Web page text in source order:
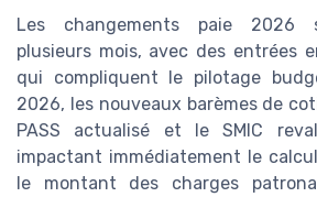
Les changements paie 2026
plusieurs mois, avec des entrées
qui compliquent le pilotage
2026, les nouveaux barèmes de
PASS actualisé et le SMIC
impactant immédiatement le
le montant des charges